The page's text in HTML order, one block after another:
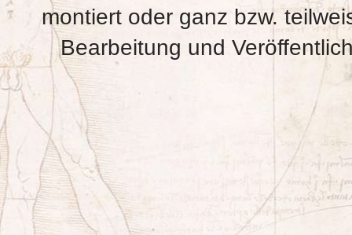
montiert oder ganz bzw.
Bearbeitung und